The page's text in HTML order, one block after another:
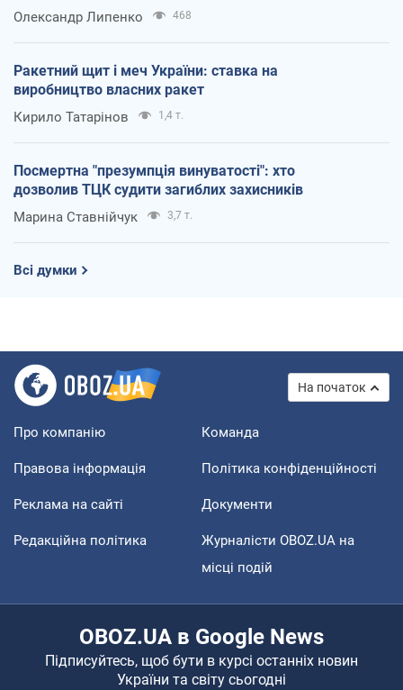
Олександр Липенко 468
Ракетний щит і меч України: ставка на
виробництво власних ракет
Кирило Татарінов 1,4 т.
Посмертна "презумпція винуватості": хто
дозволив ТЦК судити загиблих захисників
Марина Ставнійчук 3,7 т.
Всі думки
На початок
Про компанію Команда
Правова інформація Політика конфіденційності
Реклама на сайті Документи
Редакційна політика
Журналісти OBOZ.UA на
місці подій
OBOZ.UA в Google News
Підписуйтесь, щоб бути в курсі останніх новин
України та світу сьогодні